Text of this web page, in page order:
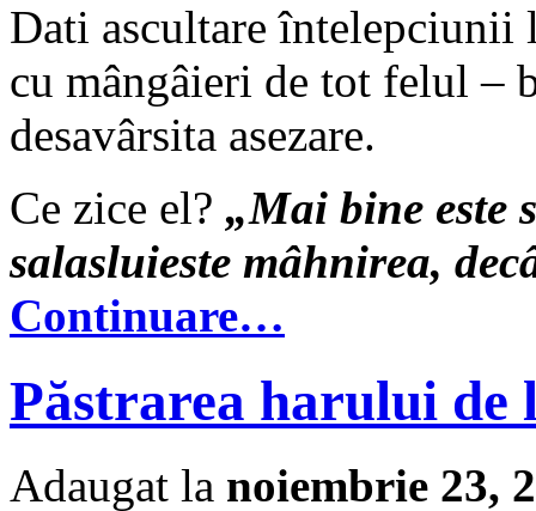
Dati ascultare întelepciunii
cu mângâieri de tot felul –
desavârsita asezare.
Ce zice el? „Mai bine este
salasluieste mâhnirea,
Continuare…
Păstrarea harului de
Adaugat la noiembrie 23,